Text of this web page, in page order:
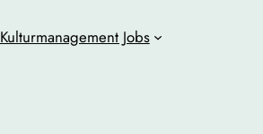
Kulturmanagement Jobs